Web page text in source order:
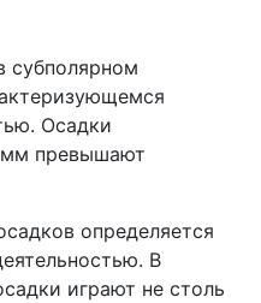
субполярном
Осадки
превышают
определяется
В
играют не столь